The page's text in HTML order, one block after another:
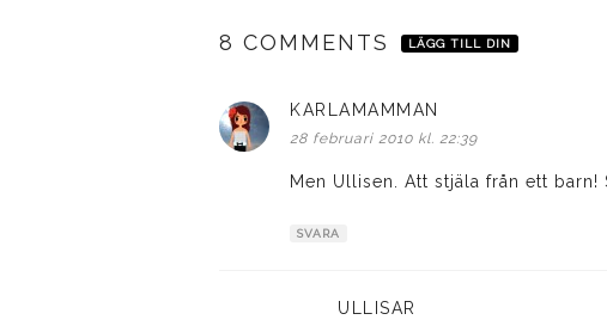
8 COMMENTS LÄGG TILL DIN
KARLAMAMMAN
28 februari 2010 kl. 22:39
Men Ullisen. Att stjäla från ett
SVARA
ULLISAR